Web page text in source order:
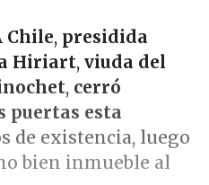
Chile,presidida
Hiriart, viuda del
,cerró
puertas esta
de existencia, luego
bien inmueble al